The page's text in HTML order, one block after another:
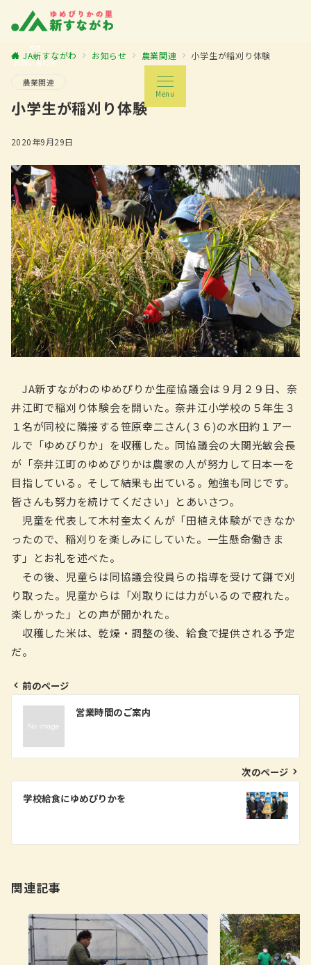
お問い合わせ
Menu
JA新すながわ お知らせ 農業関連 小学生が稲刈り体験
農業関連
小学生が稲刈り体験
2020年9月29日
JA新すながわのゆめぴりか生産協議会は９月２９日、奈
井江町で稲刈り体験会を開いた。奈井江小学校の５年生３
１名が同校に隣接する笹原幸二さん(３６)の水田約１アー
ルで「ゆめぴりか」を収穫した。同協議会の大関光敏会長
が「奈井江町のゆめぴりかは農家の人が努力して日本一を
目指している。そして結果も出ている。勉強も同じです。
皆さんも努力を続けてください」とあいさつ。
児童を代表して木村奎太くんが「田植え体験ができなか
ったので、稲刈りを楽しみにしていた。一生懸命働きま
す」とお礼を述べた。
その後、児童らは同協議会役員らの指導を受けて鎌で刈
り取った。児童からは「刈取りには力がいるので疲れた。
楽しかった」との声が聞かれた。
収穫した米は、乾燥・調整の後、給食で提供される予定
だ。
投
ナ
ゲ
ン
前のページ
営業時間のご案内
次のページ
学校給食にゆめぴりかを
関連記事